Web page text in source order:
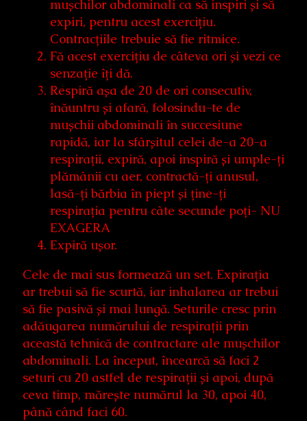
mușchilor abdominali ca să inspiri și să
expiri, pentru acest exercițiu.
Contracțiile trebuie să fie ritmice.
Fă acest exercițiu de câteva ori și vezi ce
senzație îți dă.
Respiră așa de 20 de ori consecutiv,
înăuntru și afară, folosindu-te de
mușchii abdominali în succesiune
rapidă, iar la sfârșitul celei de-a 20-a
respirații, expiră, apoi inspiră și umple-ți
plămânii cu aer, contractă-ți anusul,
lasă-ți bărbia în piept și ține-ți
respirația pentru câte secunde poți- NU
EXAGERA
Expiră ușor.
Cele de mai sus formează un set. Expirația
ar trebui să fie scurtă, iar inhalarea ar trebui
să fie pasivă și mai lungă. Seturile cresc prin
adăugarea numărului de respirații prin
această tehnică de contractare ale mușchilor
abdominali. La început, încearcă să faci 2
seturi cu 20 astfel de respirații și apoi, după
ceva timp, mărește numărul la 30, apoi 40,
până când faci 60.